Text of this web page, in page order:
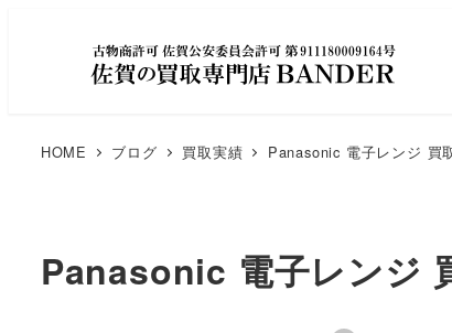
HOME ブログ 買取実績 Panasonic 電子レンジ 買
Panasonic 電子レンジ